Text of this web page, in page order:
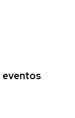
eventos